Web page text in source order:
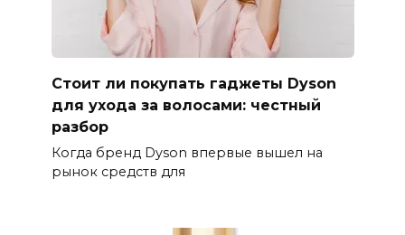
Стоит ли покупать гаджеты Dyson
для ухода за волосами: честный
разбор
Когда бренд Dyson впервые вышел на
рынок средств для